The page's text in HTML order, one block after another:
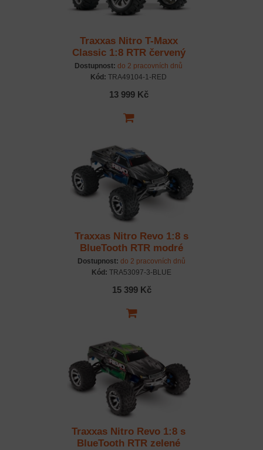
Traxxas Nitro T-Maxx
Classic 1:8 RTR červený
Dostupnost: do 2 pracovních dnů
Kód: TRA49104-1-RED
13 999 Kč
Traxxas Nitro Revo 1:8 s
BlueTooth RTR modré
Dostupnost: do 2 pracovních dnů
Kód: TRA53097-3-BLUE
15 399 Kč
Traxxas Nitro Revo 1:8 s
BlueTooth RTR zelené